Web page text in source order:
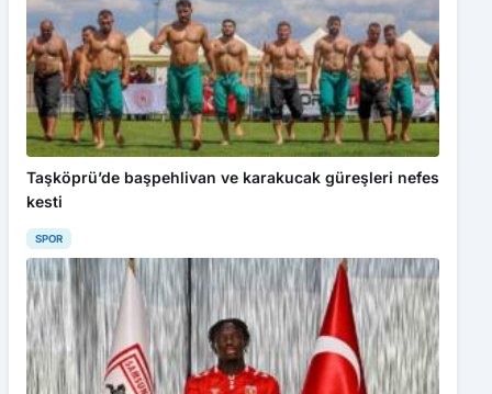
Taşköprü’de başpehlivan ve karakucak güreşleri nefes
kesti
SPOR